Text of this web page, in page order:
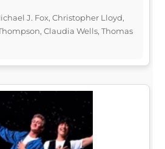
J. Fox, Christopher Lloyd,
Claudia Wells, Thomas